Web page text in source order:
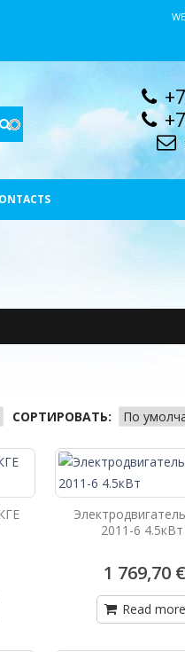
СОРТИРОВАТЬ:
2011-6 4.5кВт
1 769,70 €
Read more